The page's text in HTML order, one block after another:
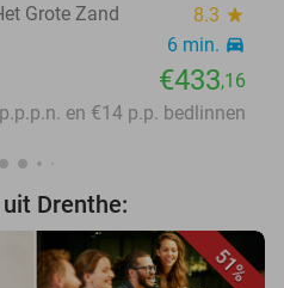
Grote Zand
8.3 star
6 min. directions_car
€433,16
en €14 p.p. bedlinnen
Drenthe:
51%